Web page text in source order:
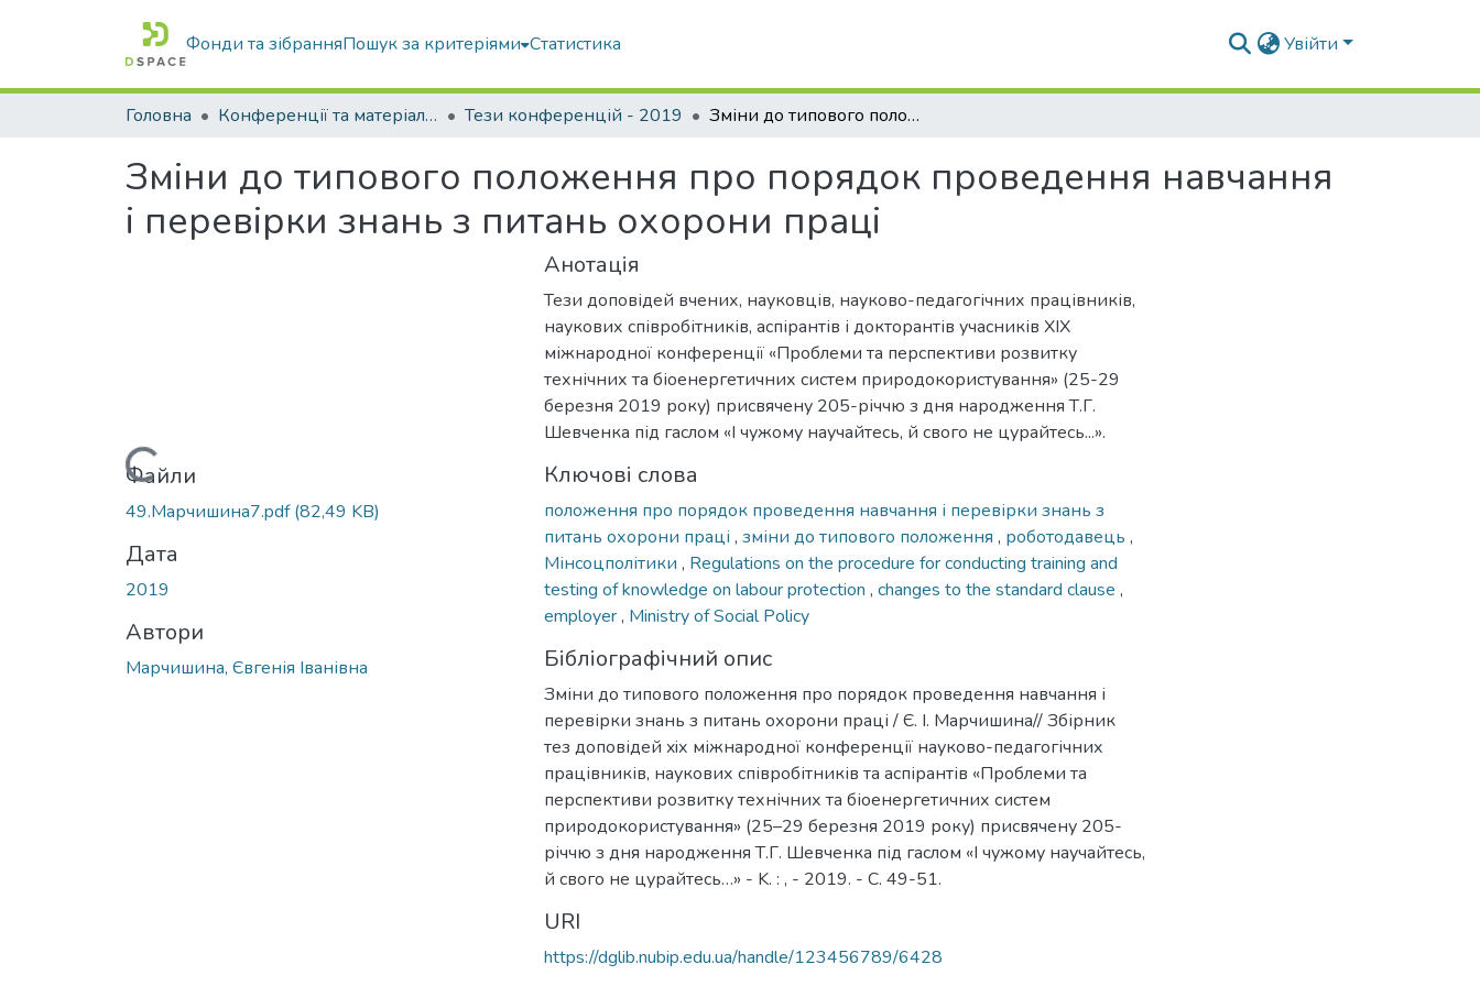
Фонди та зібранняПошук за критеріями Статистика Увійти
Головна Конференції та матеріали конференцій Тези конференцій - 2019 Зміни до типового положення про порядок проведення навчання і перевірки знань з питань охорони праці
Зміни до типового положення про порядок проведення навчання
і перевірки знань з питань охорони праці
Вантажиться...
Файли
49.Марчишина7.pdf(82,49 KB)
Дата
2019
Автори
Марчишина, Євгенія Іванівна
Анотація
Тези доповідей вчених, науковців, науково-педагогічних працівників,
наукових співробітників, аспірантів і докторантів учасників XIX
міжнародної конференції «Проблеми та перспективи розвитку
технічних та біоенергетичних систем природокористування» (25-29
березня 2019 року) присвячену 205-річчю з дня народження Т.Г.
Шевченка під гаслом «І чужому научайтесь, й свого не цурайтесь...».
Ключові слова
положення про порядок проведення навчання і перевірки знань з
питань охорони праці , зміни до типового положення , роботодавець ,
Мінсоцполітики , Regulations on the procedure for conducting training and
testing of knowledge on labour protection , changes to the standard clause ,
employer, Ministry of Social Policy
Бібліографічний опис
Зміни до типового положення про порядок проведення навчання і
перевірки знань з питань охорони праці / Є. І. Марчишина// Збірник
тез доповідей xiх міжнародної конференції науково-педагогічних
працівників, наукових співробітників та аспірантів «Проблеми та
перспективи розвитку технічних та біоенергетичних систем
природокористування» (25–29 березня 2019 року) присвячену 205-
річчю з дня народження Т.Г. Шевченка під гаслом «І чужому научайтесь,
й свого не цурайтесь…» - K. : , - 2019. - С. 49-51.
URI
https://dglib.nubip.edu.ua/handle/123456789/6428